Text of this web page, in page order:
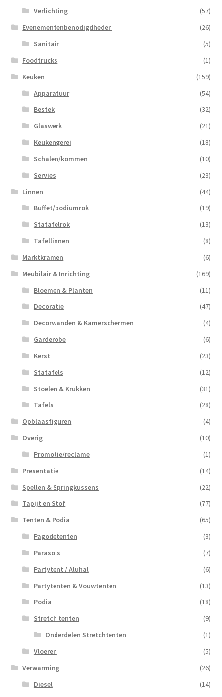
Verlichting
(57)
Evenementenbenodigdheden
(26)
Sanitair
(5)
Foodtrucks
(1)
Keuken
(159)
Apparatuur
(54)
Bestek
(32)
Glaswerk
(21)
Keukengerei
(18)
Schalen/kommen
(10)
Servies
(23)
Linnen
(44)
Buffet/podiumrok
(19)
Statafelrok
(13)
Tafellinnen
(8)
Marktkramen
(6)
Meubilair & Inrichting
(169)
Bloemen & Planten
(11)
Decoratie
(47)
Decorwanden & Kamerschermen
(4)
Garderobe
(6)
Kerst
(23)
Statafels
(12)
Stoelen & Krukken
(31)
Tafels
(28)
Opblaasfiguren
(4)
Overig
(10)
Promotie/reclame
(1)
Presentatie
(14)
Spellen & Springkussens
(22)
Tapijt en Stof
(77)
Tenten & Podia
(65)
Pagodetenten
(3)
Parasols
(7)
Partytent / Aluhal
(6)
Partytenten & Vouwtenten
(13)
Podia
(18)
Stretch tenten
(9)
Onderdelen Stretchtenten
(1)
Vloeren
(5)
Verwarming
(26)
Diesel
(14)